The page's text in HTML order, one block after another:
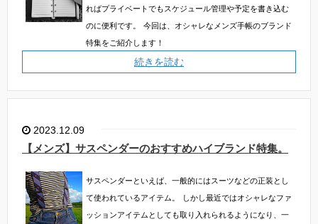
ればプライベートでもスケジュール管理や予定を書き込む
のに便利です。
今回は、オシャレなメンズ手帳のブランド
特集をご紹介します！
続きを読む
2023.12.09
【メンズ】サスペンダーのおすすめハイブランド特集。
サスペンダーといえば、一般的にはスーツなどの正装とし
て使われているアイテム。
しかし最近ではオシャレなファ
ッションアイテムとしても取り入れられるようになり、一